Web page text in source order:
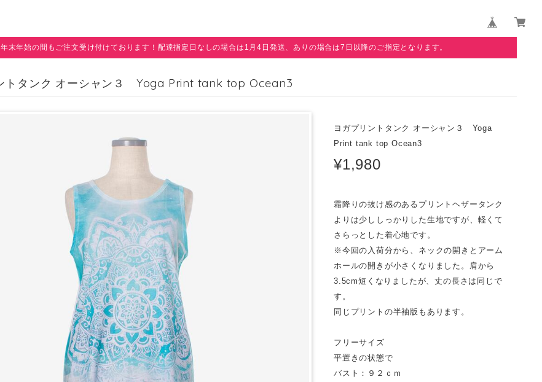
年末年始の間もご注文受け付けております！配達指定日なしの場合は1月4日発送、ありの場合は7日以降のご指定となります。
トタンク オーシャン３ Yoga Print tank top Ocean3
ヨガプリントタンク オーシャン３ Yoga
Print tank top Ocean3
¥1,980
霜降りの抜け感のあるプリントヘザータンク
よりは少ししっかりした生地ですが、軽くて
さらっとした着心地です。
※今回の入荷分から、ネックの開きとアーム
ホールの開きが小さくなりました。肩から
3.5cm短くなりましたが、丈の長さは同じで
す。
同じプリントの半袖版もあります。
フリーサイズ
平置きの状態で
バスト：９２ｃｍ